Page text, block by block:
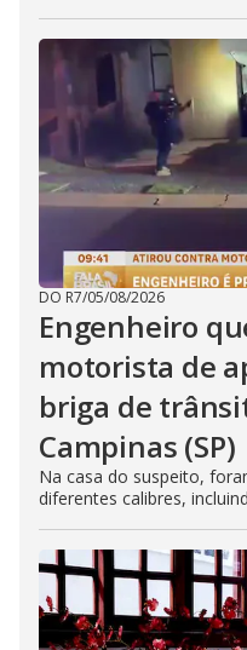
DO R7/05/08/2026
Engenheiro
motorista de
briga de
Campinas (SP)
Na casa do suspeito,
diferentes calibres,